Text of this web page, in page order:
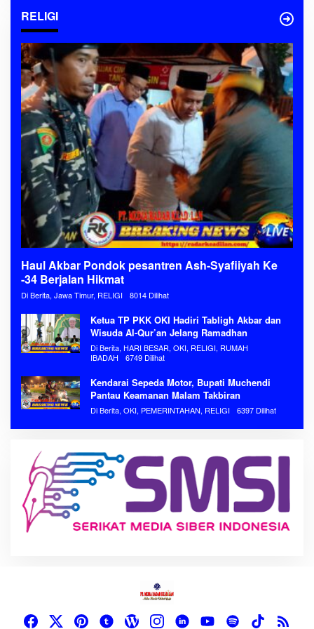
RELIGI
Haul Akbar Pondok pesantren Ash-Syafiiyah Ke
-34 Berjalan Hikmat
Di Berita, Jawa Timur, RELIGI 8014 Dilihat
Ketua TP PKK OKI Hadiri Tabligh Akbar dan
Wisuda Al-Qur’an Jelang Ramadhan
Di Berita, HARI BESAR, OKI, RELIGI, RUMAH
IBADAH
6749 Dilihat
Kendarai Sepeda Motor, Bupati Muchendi
Pantau Keamanan Malam Takbiran
Di Berita, OKI, PEMERINTAHAN, RELIGI 6397 Dilihat